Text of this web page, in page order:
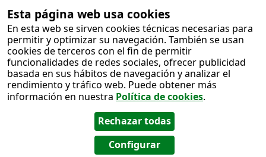
Esta página web usa cookies
En esta web se sirven cookies técnicas necesarias para
permitir y optimizar su navegación. También se usan
cookies de terceros con el fin de permitir
funcionalidades de redes sociales, ofrecer publicidad
basada en sus hábitos de navegación y analizar el
rendimiento y tráfico web. Puede obtener más
información en nuestra Política de cookies.